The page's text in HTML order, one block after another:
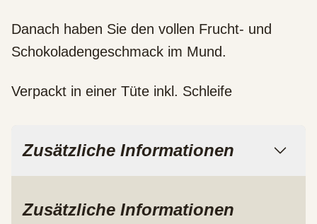
Danach haben Sie den vollen Frucht- und
Schokoladengeschmack im Mund.
Verpackt in einer Tüte inkl. Schleife
Zusätzliche Informationen
Zusätzliche Informationen